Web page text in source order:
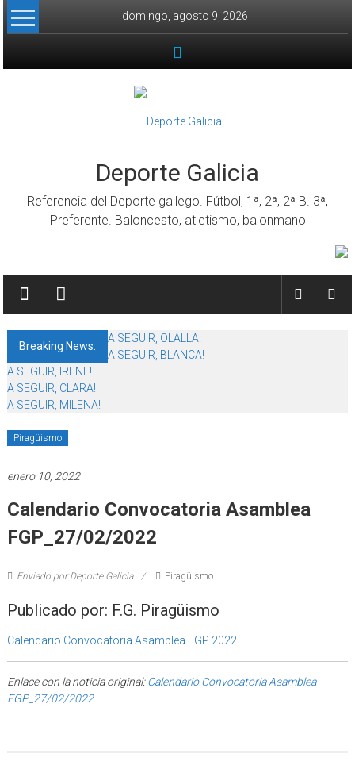
Skip to content
domingo, agosto 9, 2026
Deporte Galicia
Referencia del Deporte gallego. Fútbol, 1ª, 2ª, 2ª B. 3ª,
Preferente. Baloncesto, atletismo, balonmano
Breaking News:
A SEGUIR, OLALLA!
A SEGUIR, BLANCA!
A SEGUIR, IRENE!
A SEGUIR, CLARA!
A SEGUIR, MILENA!
Piragüismo
enero 10, 2022
Calendario Convocatoria Asamblea
FGP_27/02/2022
Enviado por:Deporte Galicia Piragüismo
Publicado por: F.G. Piragüismo
Calendario Convocatoria Asamblea FGP 2022
Enlace con la noticia original:Calendario Convocatoria Asamblea
FGP_27/02/2022